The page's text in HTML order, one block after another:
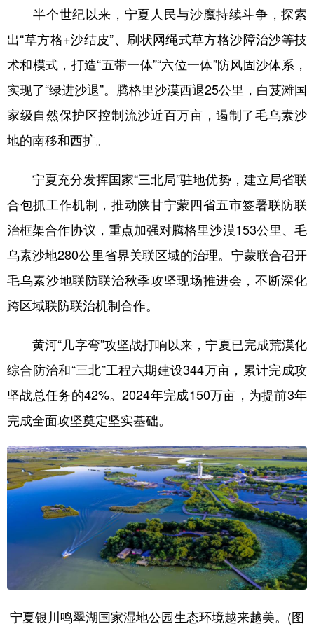
半个世纪以来，宁夏人民与沙魔持续斗争，探索
出“草方格+沙结皮”、刷状网绳式草方格沙障治沙等技
术和模式，打造“五带一体”“六位一体”防风固沙体系，
实现了“绿进沙退”。腾格里沙漠西退25公里，白芨滩国
家级自然保护区控制流沙近百万亩，遏制了毛乌素沙
地的南移和西扩。
宁夏充分发挥国家“三北局”驻地优势，建立局省联
合包抓工作机制，推动陕甘宁蒙四省五市签署联防联
治框架合作协议，重点加强对腾格里沙漠153公里、毛
乌素沙地280公里省界关联区域的治理。宁蒙联合召开
毛乌素沙地联防联治秋季攻坚现场推进会，不断深化
跨区域联防联治机制合作。
黄河“几字弯”攻坚战打响以来，宁夏已完成荒漠化
综合防治和“三北”工程六期建设344万亩，累计完成攻
坚战总任务的42%。2024年完成150万亩，为提前3年
完成全面攻坚奠定坚实基础。
宁夏银川鸣翠湖国家湿地公园生态环境越来越美。(图